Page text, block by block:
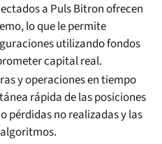
a Puls Bitron ofrecen
lo que le permite
utilizando fondos
capital real.
y operaciones en tiempo
rápida de las posiciones
pérdidas no realizadas y las